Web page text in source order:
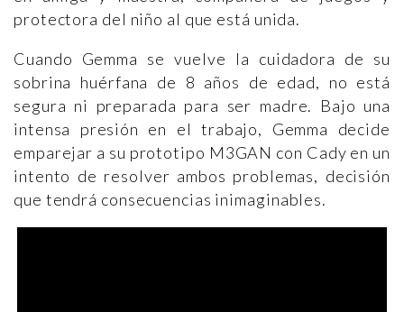
protectora del niño al que está unida.
Cuando Gemma se vuelve la cuidadora de su
sobrina huérfana de 8 años de edad, no está
segura ni preparada para ser madre. Bajo una
intensa presión en el trabajo, Gemma decide
emparejar a su prototipo M3GAN con Cady en un
intento de resolver ambos problemas, decisión
que tendrá consecuencias inimaginables.